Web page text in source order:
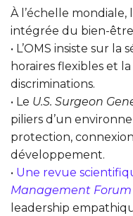
À l’échelle
intégrée du bien-être
• L’OMS insiste sur
horaires flexibles et
discriminations.
• Le U.S. Surgeon
piliers d’un
protection,
développement.
• Une revue
Management Forum
leadership